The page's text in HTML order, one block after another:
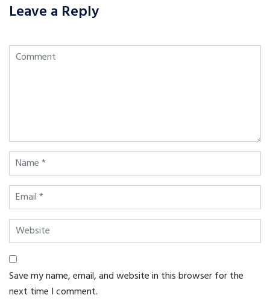
Leave a Reply
Save my name, email, and website in this browser for the
next time I comment.